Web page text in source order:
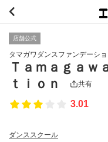
店舗公式
タマガワダンスファンデーシ
Ｔａｍａｇａｗ
ｔｉｏｎ
共有
3.01
ダンススクール